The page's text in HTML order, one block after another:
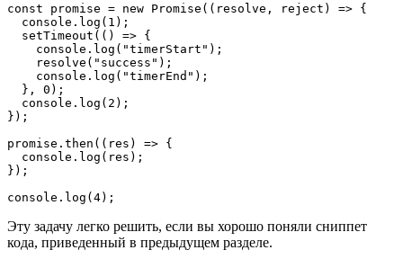
const promise = new Promise((resolve, reject) => {
  console.log(1);
  setTimeout(() => {
    console.log("timerStart");
    resolve("success");
    console.log("timerEnd");
  }, 0);
  console.log(2);
});
promise.then((res) => {
  console.log(res);
});
console.log(4);
Эту задачу легко решить, если вы хорошо поняли сниппет
кода, приведенный в предыдущем разделе.